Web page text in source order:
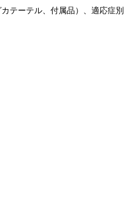
テーテル、付属品）、適応症別